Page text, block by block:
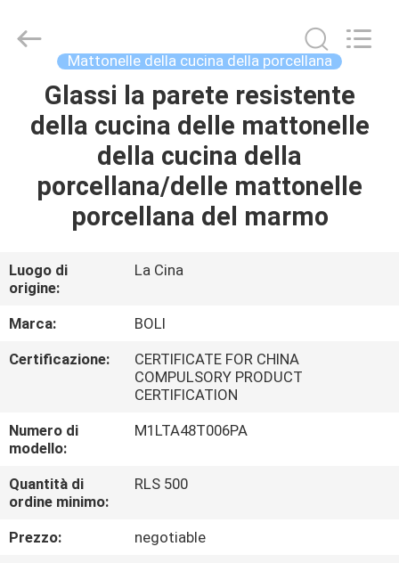
CASA.
PRODOTTI
VIDEO
DI
NOI
VISITA
CONTROLLO
DELLA
QUALITÀ
CERAMICS
CO.,LTD..
Mattonelle della cucina della porcellana
Glassi la parete resistente
della cucina delle mattonelle
della cucina della
porcellana/delle mattonelle
porcellana del marmo
Luogo di
origine:
La Cina
Marca:
BOLI
Certificazione:
CERTIFICATE FOR CHINA
COMPULSORY PRODUCT
CERTIFICATION
Numero di
modello:
M1LTA48T006PA
Quantità di
ordine minimo:
RLS 500
Prezzo:
negotiable